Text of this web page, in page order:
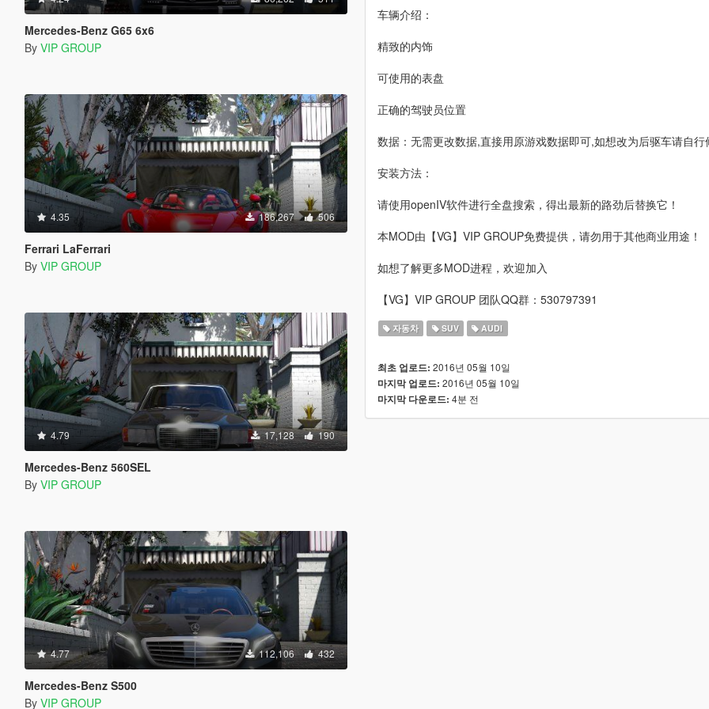
Mercedes-Benz G65 6x6
By VIP GROUP
4.35 186,267 506
Ferrari LaFerrari
By VIP GROUP
4.79 17,128 190
Mercedes-Benz 560SEL
By VIP GROUP
4.77 112,106 432
Mercedes-Benz S500
By VIP GROUP
车辆介绍：
精致的内饰
可使用的表盘
正确的驾驶员位置
数据：无需更改数据,直接用原游戏数据即可,如想改为后驱车请自行
安装方法：
请使用openIV软件进行全盘搜索，得出最新的路劲后替换它！
本MOD由【VG】VIP GROUP免费提供，请勿用于其他商业用途！
如想了解更多MOD进程，欢迎加入
【VG】VIP GROUP 团队QQ群：530797391
자동차 SUV AUDI
최초 업로드: 2016년 05월 10일
마지막 업로드: 2016년 05월 10일
마지막 다운로드: 4분 전